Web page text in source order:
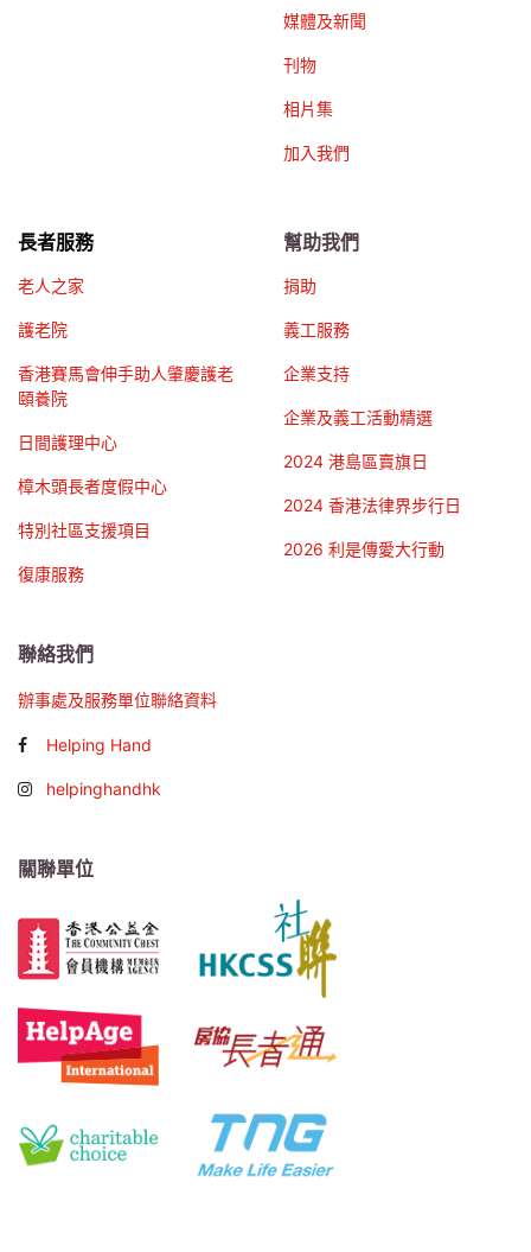
媒體及新聞
刊物
相片集
加入我們
長者服務
老人之家
護老院
香港賽馬會伸手助人肇慶護老
頤養院
日間護理中心
樟木頭長者度假中心
特別社區支援項目
復康服務
幫助我們
捐助
義工服務
企業支持
企業及義工活動精選
2024 港島區賣旗日
2024 香港法律界步行日
2026 利是傳愛大行動
聯絡我們
辦事處及服務單位聯絡資料
Helping Hand
helpinghandhk
關聯單位